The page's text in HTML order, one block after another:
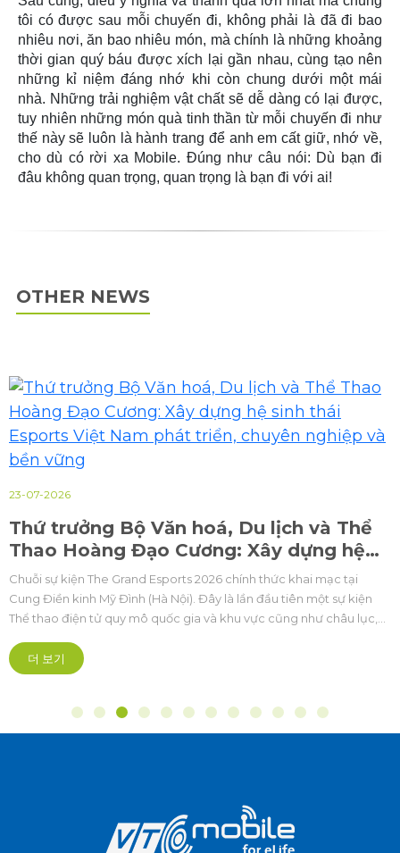
tôi có được sau mỗi chuyến đi, không phải là đã đi bao
nhiêu nơi, ăn bao nhiêu món, mà chính là những khoảng
thời gian quý báu được xích lại gần nhau, cùng tạo nên
những kỉ niệm đáng nhớ khi còn chung dưới một mái
nhà. Những trải nghiệm vật chất sẽ dễ dàng có lại được,
tuy nhiên những món quà tinh thần từ mỗi chuyến đi như
thế này sẽ luôn là hành trang để anh em cất giữ, nhớ về,
cho dù có rời xa Mobile. Đúng như câu nói: Dù bạn đi
đâu không quan trọng, quan trọng là bạn đi với ai!
OTHER NEWS
23-07-2026
Thứ trưởng Bộ Văn hoá, Du lịch và Thể
Thao Hoàng Đạo Cương: Xây dựng hệ
sinh thái Esports Việt Nam phát triển,
chuyên nghiệp và bền vững
Chuỗi sự kiện The Grand Esports 2026 chính thức khai mạc tại
Cung Điền kinh Mỹ Đình (Hà Nội). Đây là lần đầu tiên một sự kiện
Thể thao điện tử quy mô quốc gia và khu vực cũng như châu lục,
hướng chuyên nghiệp hóa sâu sắc.
더 보기